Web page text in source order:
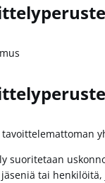
tavoittelemattoman
suoritetaan
tai